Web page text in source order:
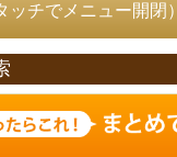
ッチでメニュー開閉）